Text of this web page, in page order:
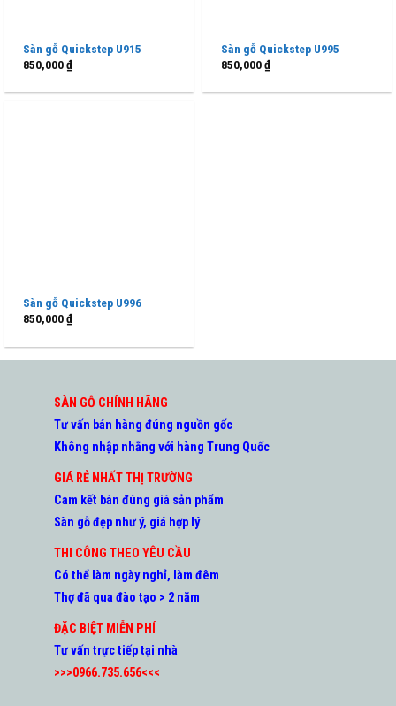
Sàn gỗ Quickstep U915
850,000₫
Sàn gỗ Quickstep U995
850,000₫
Sàn gỗ Quickstep U996
850,000₫
SÀN GỖ CHÍNH HÃNG
Tư vấn bán hàng đúng nguồn gốc
Không nhập nhằng với hàng Trung Quốc
GIÁ RẺ NHẤT THỊ TRƯỜNG
Cam kết bán đúng giá sản phẩm
Sàn gỗ đẹp như ý, giá hợp lý
THI CÔNG THEO YÊU CẦU
Có thể làm ngày nghỉ, làm đêm
Thợ đã qua đào tạo > 2 năm
ĐẶC BIỆT MIỄN PHÍ
Tư vấn trực tiếp tại nhà
>>>0966.735.656<<<